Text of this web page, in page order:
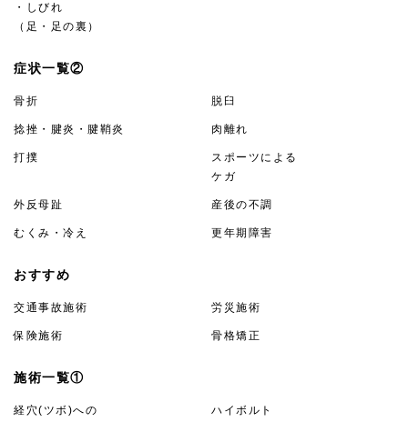
・しびれ
（足・足の裏）
症状一覧②
骨折 脱臼
捻挫・腱炎・腱鞘炎 肉離れ
打撲
スポーツによる
ケガ
外反母趾 産後の不調
むくみ・冷え 更年期障害
おすすめ
交通事故施術 労災施術
保険施術 骨格矯正
施術一覧①
経穴(ツボ)への
ハイボルト